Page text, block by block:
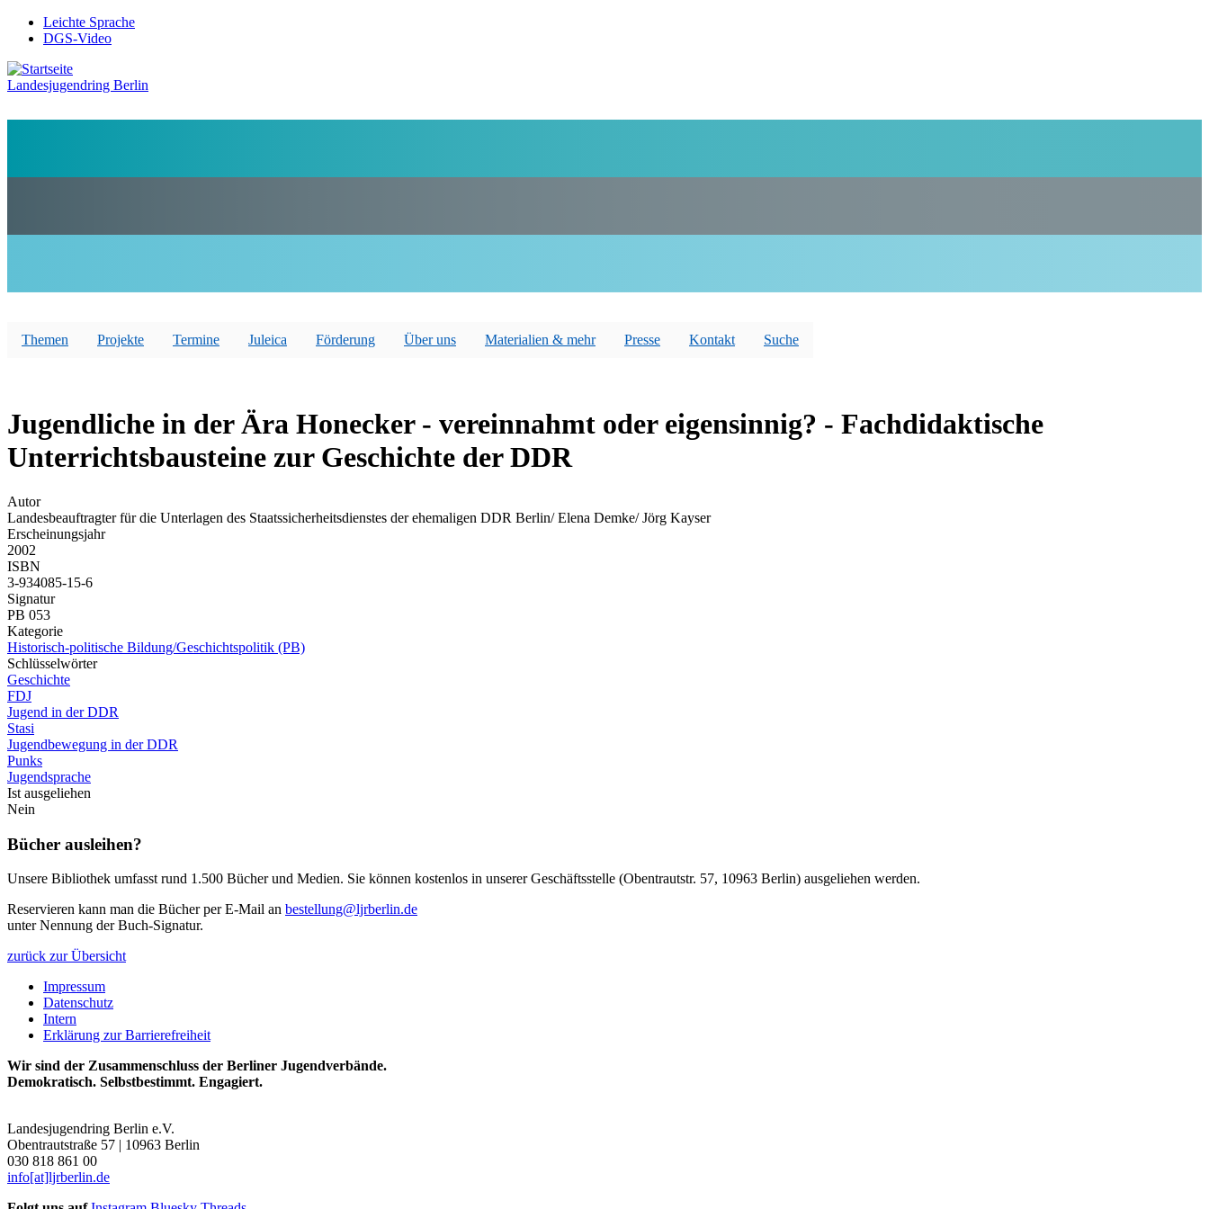
Direkt
zum
Preheader
Menü
Leichte Sprache
DGS-Video
Landesjugendring Berlin
Themen Projekte Termine Juleica Förderung Über uns Materialien & mehr Presse Kontakt Suche
Jugendliche in der Ära Honecker - vereinnahmt oder eigensinnig? - Fachdidaktische
Unterrichtsbausteine zur Geschichte der DDR
Autor
Landesbeauftragter für die Unterlagen des Staatssicherheitsdienstes der ehemaligen DDR Berlin/ Elena Demke/ Jörg Kayser
Erscheinungsjahr
2002
ISBN
3-934085-15-6
Signatur
PB 053
Kategorie
Historisch-politische Bildung/Geschichtspolitik (PB)
Schlüsselwörter
Geschichte
FDJ
Jugend in der DDR
Stasi
Jugendbewegung in der DDR
Punks
Jugendsprache
Ist ausgeliehen
Nein
Bücher ausleihen?
Unsere Bibliothek umfasst rund 1.500 Bücher und Medien. Sie können kostenlos in unserer Geschäftsstelle (Obentrautstr. 57, 10963 Berlin) ausgeliehen werden.
Reservieren kann man die Bücher per E-Mail an bestellung@ljrberlin.de
unter Nennung der Buch-Signatur.
zurück zur Übersicht
Impressum
Datenschutz
Intern
Erklärung zur Barrierefreiheit
Wir sind der Zusammenschluss der Berliner Jugendverbände.
Demokratisch. Selbstbestimmt. Engagiert.
Landesjugendring Berlin e.V.
Obentrautstraße 57 | 10963 Berlin
030 818 861 00
info[at]ljrberlin.de